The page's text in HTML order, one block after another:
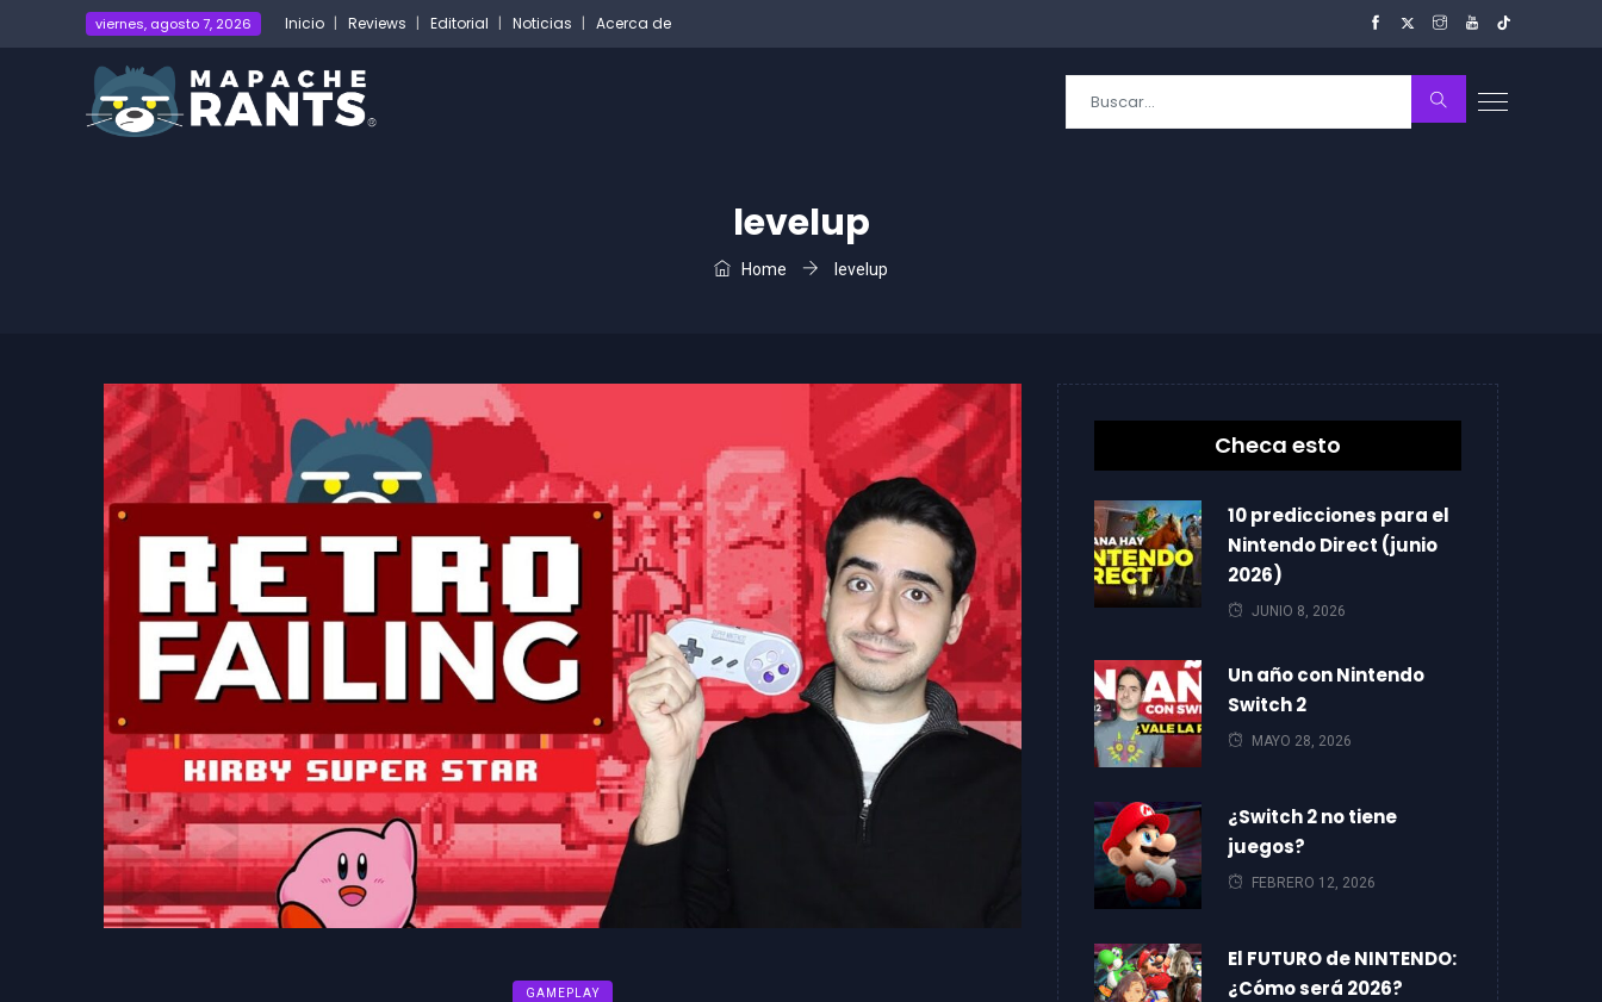
viernes, agosto 7, 2026 Inicio Reviews Editorial Noticias Acerca de
levelup
Home levelup
GAMEPLAY
Checa esto
10 predicciones para el
Nintendo Direct (junio
2026)
JUNIO 8, 2026
Un año con Nintendo
Switch 2
MAYO 28, 2026
¿Switch 2 no tiene
juegos?
FEBRERO 12, 2026
El FUTURO de NINTENDO:
¿Cómo será 2026?